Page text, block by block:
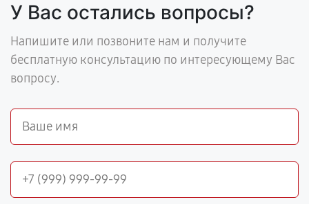
У Вас остались вопросы?
Напишите или позвоните нам и получите
бесплатную консультацию по интересующему Вас
вопросу.